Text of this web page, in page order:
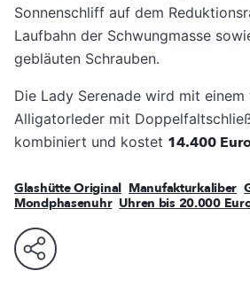
Sonnenschliff auf dem
Laufbahn der Schwungmasse
gebläuten Schrauben.
Die Lady Serenade wird mit
Alligatorleder mit
kombiniert und kostet 14.400
Glashütte Original Manufakturkaliber
Mondphasenuhr Uhren bis 20.000